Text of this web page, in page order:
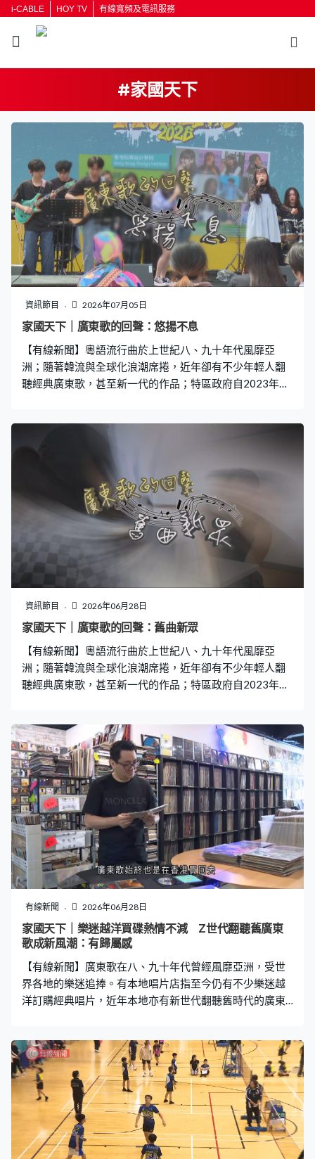
i-CABLE HOY TV 有線寬頻及電訊服務
#家國天下
按輸入鍵開始搜尋
資訊節目 2026年07月05日
家國天下｜廣東歌的回聲：悠揚不息
【有線新聞】粵語流行曲於上世紀八、九十年代風靡亞
洲；隨著韓流與全球化浪潮席捲，近年卻有不少年輕人翻
聽經典廣東歌，甚至新一代的作品；特區政府自2023年亦
中國文學等角度分析香港粵語流行曲的當代意義。 承接上
集，今集追溯粵語流行曲隨社會的發展，包括融合中西演
繹出香港的特色元素，並重新思考其在今日中國與世界格
局中的文化位置。 第二節繼續為發展局文物保育專員梁子
琪，分享歷史建築保育的推廣工作。
資訊節目 2026年06月28日
家國天下｜廣東歌的回聲：舊曲新眾
【有線新聞】粵語流行曲於上世紀八、九十年代風靡亞
洲；隨著韓流與全球化浪潮席捲，近年卻有不少年輕人翻
聽經典廣東歌，甚至新一代的作品；特區政府自2023年亦
集走進校園與音樂表演等現場，從流行文化、粵樂歷史、
中國文學等角度分析香港粵語流行曲的當代意義。 今集我
們請來Z世代的聽眾分享聽歌的心聲，從他們翻聽廣東歌，
看背後的社會脈絡與情感追尋，亦看粵語流行曲與嶺南粵
樂的歷史背景，以及現今粵語流行歌詞的中國文學養分。
第二節訪問發展局文物保育專員梁子琪分享歷史建築保育
的工作。
有線新聞 2026年06月28日
家國天下｜樂迷越洋買碟熱情不減 Z世代翻聽舊廣東
歌成新風潮：有歸屬感
【有線新聞】廣東歌在八、九十年代曾經風靡亞洲，受世
界各地的樂迷追捧。有本地唱片店指至今仍有不少樂迷越
洋訂購經典唱片，近年本地亦有新世代翻聽舊時代的廣東
樂迷越洋訂購特定版本的唱片，甚至專程飛來香港尋寶。
唱片店東主Kenny：「本身廣東歌是很受歡迎的，加上他
們可能小時候沒有購買或者搬屋或裝修清理了或者移民，
現在很多人都繼續聽歌，他們會買回來聽或用來收藏，樂
迷用來留念都有。廣東歌始終也是在香港買回去，變相來
說反而有優勢，對香港我們這些店舖來說。」 有研究香港
音樂史多年的學者指，現時琅琅上口的廣東歌，前身可以